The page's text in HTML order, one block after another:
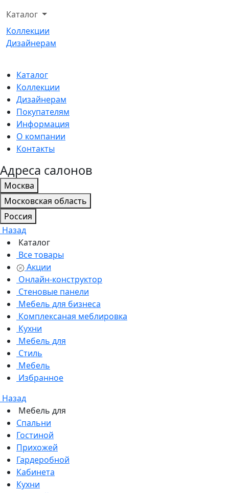
Каталог
Коллекции
Дизайнерам
Каталог
Коллекции
Дизайнерам
Покупателям
Информация
О компании
Контакты
Адреса салонов
Москва
Московская область
Россия
Назад
Каталог
Все товары
Акции
Онлайн-конструктор
Стеновые панели
Мебель для бизнеса
Комплексаная меблировка
Кухни
Мебель для
Стиль
Мебель
Избранное
Назад
Мебель для
Спальни
Гостиной
Прихожей
Гардеробной
Кабинета
Кухни